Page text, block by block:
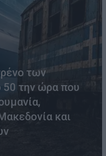
των
την ώρα που
και